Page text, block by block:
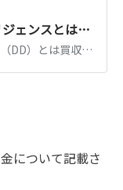
M&Aのデューデリジェンスとは？種類・費用・進め方を公認会計士が解説
デューデリジェンス（DD）とは買収前に行う調査です。財務・法務・ビジネスなど種類別の調査項目、費用相場、進め方と期間、中小M&Aでの実務ポイントを公認会計士が解説します。
について記載さ